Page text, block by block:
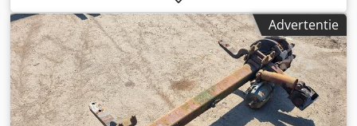
Abxjk Usa Neem contact met ons op als u niet kunt vinden
wat u zoekt.
Advertentie